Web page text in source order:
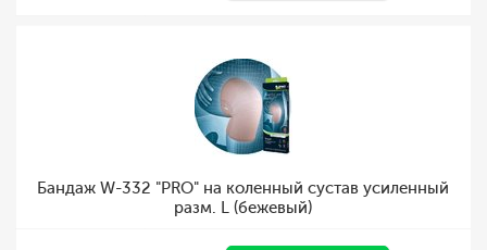
Бандаж W-332 "PRO" на коленный сустав усиленный
разм. L (бежевый)